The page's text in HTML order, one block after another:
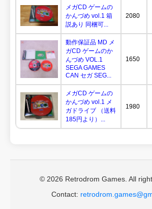
メガCD ゲームの
かんづめ vol.1 箱
説あり 同梱可...
2080
動作保証品 MD メ
ガCD ゲームのか
んづめ VOL.1
SEGA GAMES
CAN セガ SEG...
1650
メガCD ゲームの
かんづめ vol.1 メ
ガドライブ （送料
185円より）...
1980
© 2026 Retrodrom Games. All
Contact: